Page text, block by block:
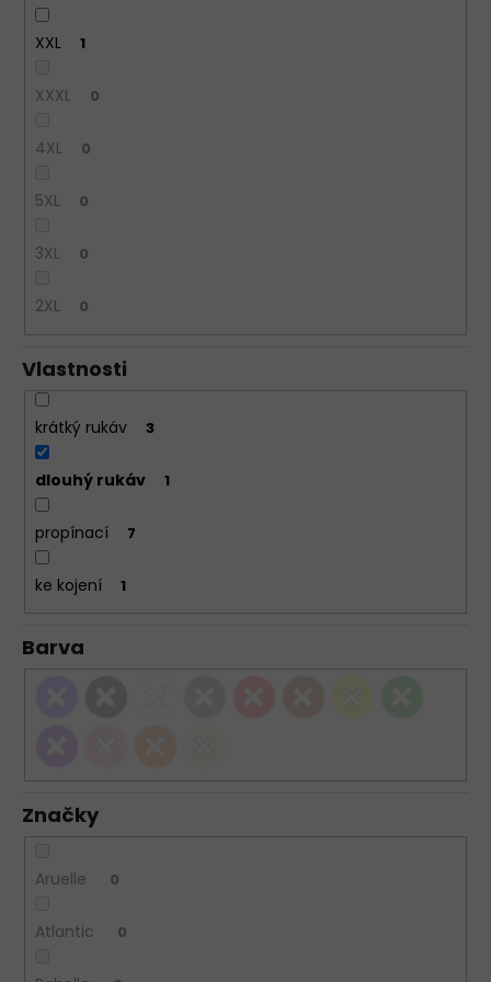
XXL 1
XXXL 0
4XL 0
5XL 0
3XL 0
2XL 0
Vlastnosti
krátký rukáv 3
dlouhý rukáv 1
propínací 7
ke kojení 1
Barva
Značky
Aruelle 0
Atlantic 0